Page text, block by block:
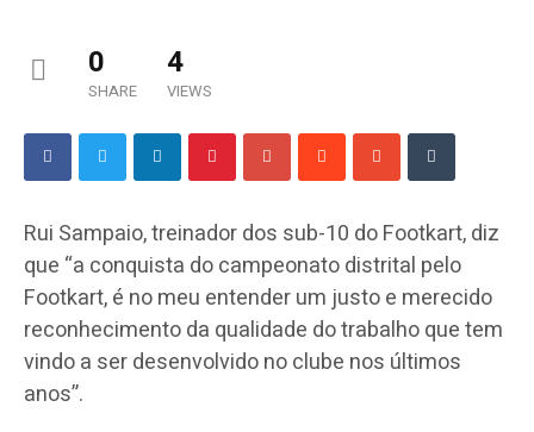
0
SHARE
4
VIEWS
Rui Sampaio, treinador dos sub-10 do Footkart, diz
que “a conquista do campeonato distrital pelo
Footkart, é no meu entender um justo e merecido
reconhecimento da qualidade do trabalho que tem
vindo a ser desenvolvido no clube nos últimos
anos”.